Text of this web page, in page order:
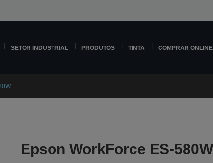
SETOR INDUSTRIAL PRODUTOS TINTA COMPRAR ONLINE
Epson WorkForce ES-